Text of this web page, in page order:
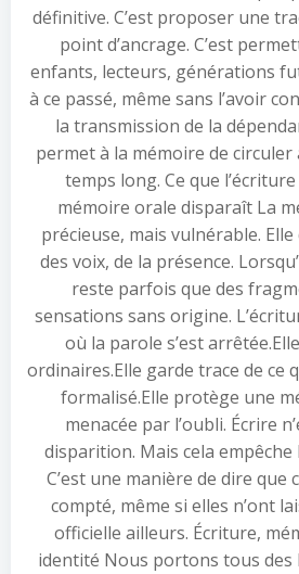
définitive. C’est proposer une
point d’ancrage. C’est
enfants, lecteurs, générations
à ce passé, même sans l’avoir
la transmission de la
permet à la mémoire de
temps long. Ce que
mémoire orale disparaît La
précieuse, mais vulnérable.
des voix, de la présence.
reste parfois que des
sensations sans origine.
où la parole s’est
ordinaires.Elle garde trace de ce
formalisé.Elle protège une
menacée par l’oubli. Écrire
disparition. Mais cela empêche
C’est une manière de dire que
compté, même si elles n’ont
officielle ailleurs. Écriture,
identité Nous portons tous des